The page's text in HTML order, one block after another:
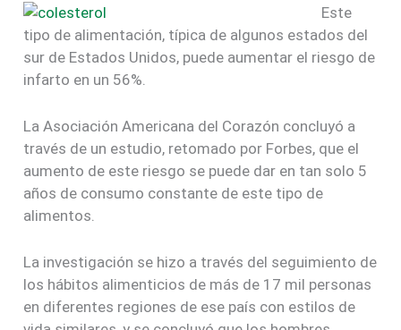
Este
tipo de alimentación, típica de algunos estados del
sur de Estados Unidos, puede aumentar el riesgo de
infarto en un 56%.
La Asociación Americana del Corazón concluyó a
través de un estudio, retomado por Forbes, que el
aumento de este riesgo se puede dar en tan solo 5
años de consumo constante de este tipo de
alimentos.
La investigación se hizo a través del seguimiento de
los hábitos alimenticios de más de 17 mil personas
en diferentes regiones de ese país con estilos de